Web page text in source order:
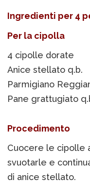
Ingredienti per 4
Per la cipolla
4 cipolle dorate
Anice stellato q.b.
Parmigiano
Pane grattugiato
Procedimento
Cuocere le cipolle
svuotarle e
di anice stellato.